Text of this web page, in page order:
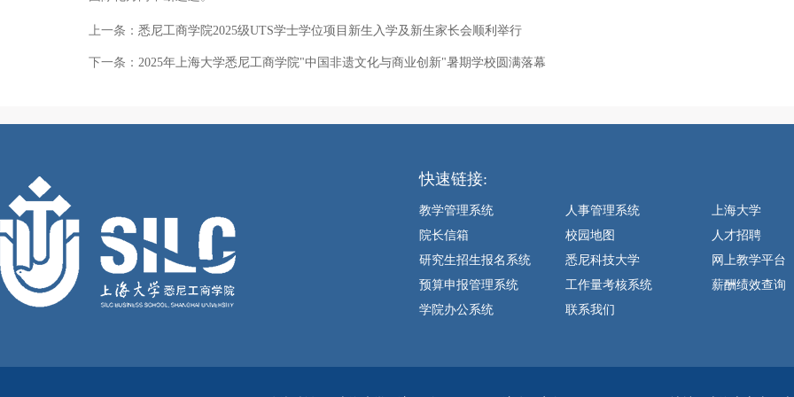
上一条： 悉尼工商学院2025级UTS学士学位项目新生入学及新生家长会顺利举行
下一条： 2025年上海大学悉尼工商学院"中国非遗文化与商业创新"暑期学校圆满落幕
快速链接:
教学管理系统 人事管理系统
上海大学
院长信箱
校园地图
人才招聘
研究生招生报名系统
悉尼科技大学
网上教学平台
预算申报管理系统
工作量考核系统
薪酬绩效查询
学院办公系统
联系我们